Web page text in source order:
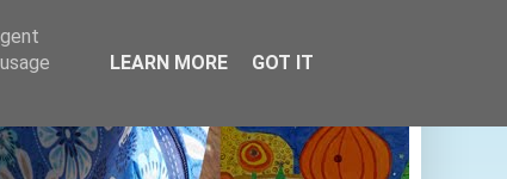
LEARN MORE GOT IT